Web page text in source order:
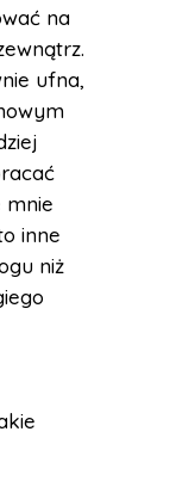
na
ufna,
mnie
inne
niż